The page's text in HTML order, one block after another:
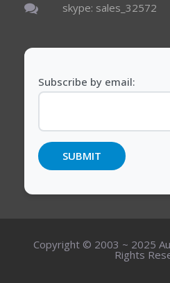
skype: sales_32572
Subscribe by email:
Copyright © 2003 ~ 2025
Rights